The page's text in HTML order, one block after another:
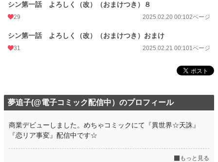
シン第一話 よろしく（改）（おまけつき）８
29 2025.02.20 00:102ページ
シン第一話 よろしく（改）（おまけつき）おまけ
31 2025.02.21 00:101ページ
夢追子(@電子コミック配信中）のプロフィール
商業デビューしました。めちゃコミックにて『異世界☆天誅』
『恋リア事変』配信中です☆
もっと見る